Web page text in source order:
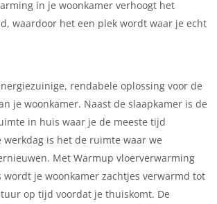
in je woonkamer verhoogt het
waardoor het een plek wordt waar je echt
rendabele oplossing voor de
je woonkamer. Naast de slaapkamer is de
in huis waar je de meeste tijd
is het de ruimte waar we
Met Warmup vloerverwarming
je woonkamer zachtjes verwarmd tot
op tijd voordat je thuiskomt. De